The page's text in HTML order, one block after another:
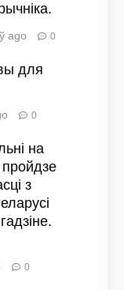
ago 0
для
0
на
пройдзе
з
0